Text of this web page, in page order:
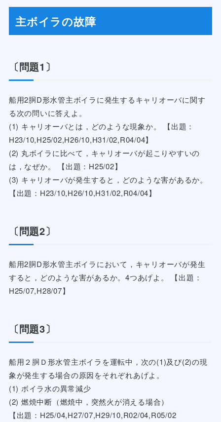
主ボイラの故障
〔問題1〕
船用2胴D形水管主ボイラに発生するキャリオーバに関す
る次の問いに答えよ。
(1) キャリオーバとは，どのような現象か。 【出題：
H23/10,H25/02,H26/10,H31/02,R04/04】
(2) 丸ボイラに比べて，キャリオーバが起こりやすいの
は，なぜか。 【出題：H25/02】
(3) キャリオーバが発生すると，どのような害があるか。
【出題：H23/10,H26/10,H31/02,R04/04】
〔問題2〕
船用2胴D形水管主ボイラにおいて，キャリオーバが発生
すると，どのような害があるか。4つあげよ。 【出題：
H25/07,H28/07】
〔問題3〕
船用２胴Ｄ形水管主ボイラを運転中，次の(1)及び(2)の現
象が発生する場合の原因をそれぞれあげよ。
(1) ボイラ水の異常減少
(2) 燃焼中断（燃焼中，突然火が消える場合）
【出題：H25/04,H27/07,H29/10,R02/04,R05/02